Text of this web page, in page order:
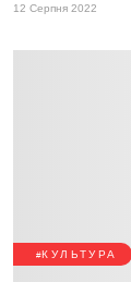
12 Серпня 2022
КУЛЬТУРА